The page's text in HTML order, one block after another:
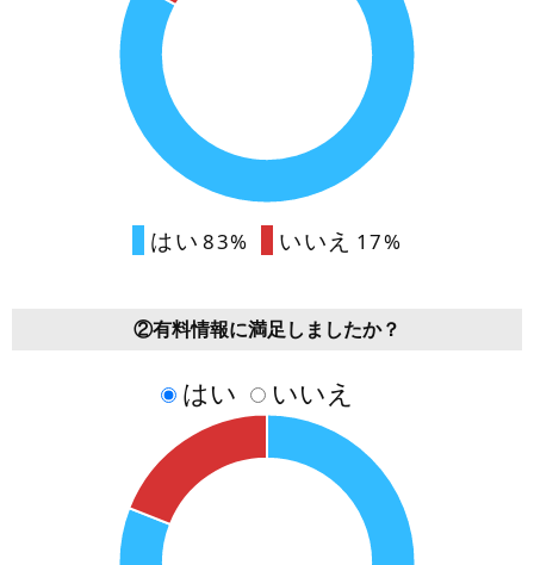
はい 83% いいえ 17%
②有料情報に満足しましたか？
はい いいえ